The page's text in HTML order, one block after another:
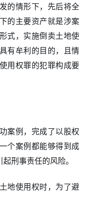
的情形下，先后将全
的主要资产就是涉案
式，实施倒卖土地使
有牟利的目的，且情
用权罪的犯罪构成要
案例，完成了以股权
个案例都能够得到成
刑事责任的风险。
地使用权时，为了避